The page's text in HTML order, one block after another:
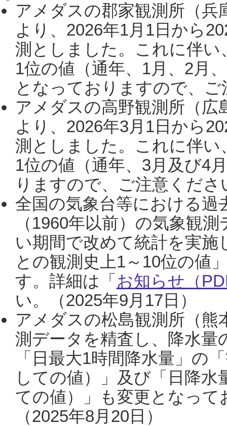
アメダスの郡家観測所（
より、2026年1月1日から
測としました。これに伴い
1位の値（通年、1月、2月
となっておりますので、
アメダスの高野観測所（
より、2026年3月1日から
測としました。これに伴い
1位の値（通年、3月及び4
りますので、ご注意くだ
全国の気象台等における過
（1960年以前）の気象観
い期間で改めて統計を実
との観測史上1～10位の値
す。詳細は「 お知らせ（
い。（2025年9月17日）
アメダスの松島観測所（熊
測データを精査し、降水
「日最大1時間降水量」の
しての値）」及び「日降
ての値）」も変更となっ
（2025年8月20日）